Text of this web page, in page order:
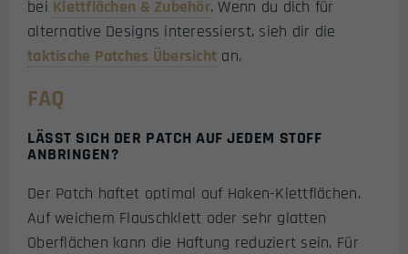
bei Klettflächen & Zubehör. Wenn du dich für
alternative Designs interessierst, sieh dir die
taktische Patches Übersicht an.
FAQ
LÄSST SICH DER PATCH AUF JEDEM STOFF
ANBRINGEN?
Der Patch haftet optimal auf Haken-Klettflächen.
Auf weichem Flauschklett oder sehr glatten
Oberflächen kann die Haftung reduziert sein. Für